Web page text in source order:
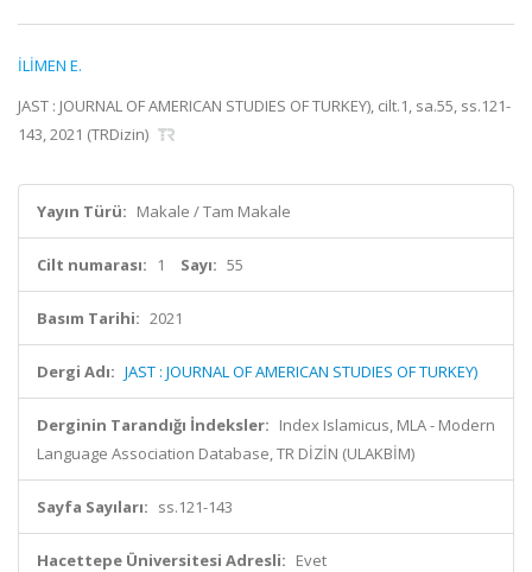
İLİMEN E.
JAST : JOURNAL OF AMERICAN STUDIES OF TURKEY), cilt.1, sa.55, ss.121-
143, 2021 (TRDizin)
Yayın Türü: Makale / Tam Makale
Cilt numarası: 1 Sayı: 55
Basım Tarihi: 2021
Dergi Adı: JAST : JOURNAL OF AMERICAN STUDIES OF TURKEY)
Derginin Tarandığı İndeksler: Index Islamicus, MLA - Modern
Language Association Database, TR DİZİN (ULAKBİM)
Sayfa Sayıları: ss.121-143
Hacettepe Üniversitesi Adresli: Evet